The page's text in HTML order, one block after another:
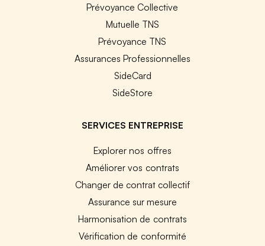
Prévoyance Collective
Mutuelle TNS
Prévoyance TNS
Assurances Professionnelles
SideCard
SideStore
SERVICES ENTREPRISE
Explorer nos offres
Améliorer vos contrats
Changer de contrat collectif
Assurance sur mesure
Harmonisation de contrats
Vérification de conformité